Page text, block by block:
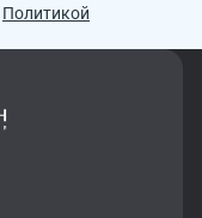
Политикой